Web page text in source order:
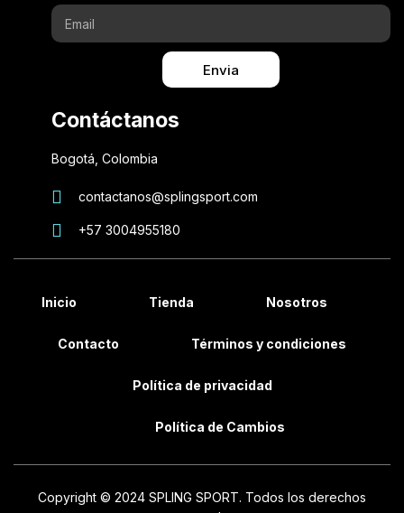
Envia
Contáctanos
Bogotá, Colombia
contactanos@splingsport.com
+57 3004955180
Inicio Tienda Nosotros
Contacto Términos y condiciones
Política de privacidad
Política de Cambios
Copyright © 2024 SPLING SPORT. Todos los derechos